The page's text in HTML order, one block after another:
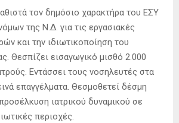
τον δηµόσιο χαρακτήρα του ΕΣΥ
της Ν.Δ. για τις εργασιακές
και την ιδιωτικοποίηση του
Θεσπίζει εισαγωγικό µισθό 2.000
Εντάσσει τους νοσηλευτές στα
επαγγέλµατα. Θεσµοθετεί δέσµη
ιατρικού δυναµικού σε
περιοχές.